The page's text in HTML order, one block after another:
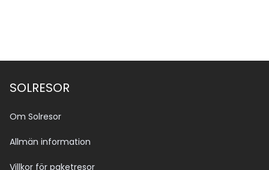
SOLRESOR
Om Solresor
Allmän information
Villkor för paketresor